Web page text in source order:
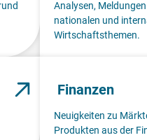
Analysen,
nationalen und
Wirtschaftsthemen.
Finanzen
Neuigkeiten zu
Produkten aus der